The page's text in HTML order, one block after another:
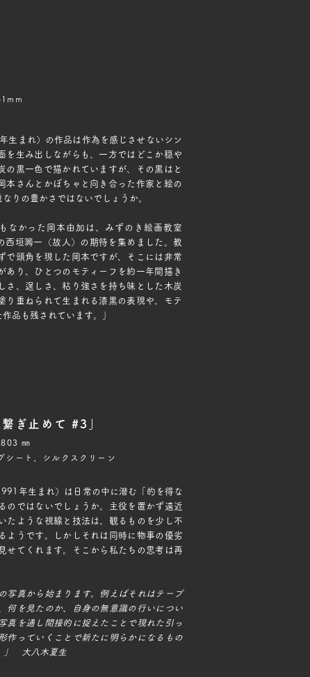
生まれ）の作品は作為を感じさせないシン
を生み出しながらも、一方ではどこか穏や
の黒一色で描かれていますが、その黒はと
本さんとかぼちゃと向き合った作家と絵の
りの豊かさではないでしょうか。
なかった岡本由加は、みずのき絵画教室
西垣籌一（故人）の期待を集めました。教
で頭角を現した岡本ですが、そこには非常
あり、ひとつのモティーフを約一年間描き
さ、逞しさ、粘り強さを持ち味とした木炭
り重ねられて生まれる漆黒の表現や、モテ
作品も残されています。」
ぎ止めて #3」
㎜
シート、シルクスクリーン
年生まれ）は日常の中に潜む「的を得な
のではないでしょうか。主役を置かず遠近
たような視線と技法は、観るものを少し不
ようです。しかしそれは同時に物事の優劣
せてくれます。そこから私たちの思考は再
写真から始まります。例えばそれはテープ
何を見たのか、自身の無意識の行いについ
真を通し間接的に捉えたことで現れた引っ
作っていくことで新たに明らかになるもの
」 大八木夏生